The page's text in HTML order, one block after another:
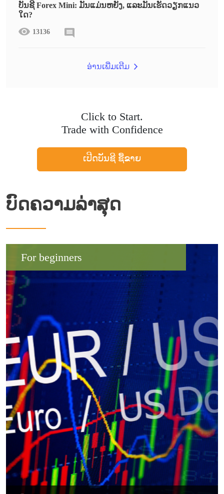
ບັນຊີ Forex Mini: ມັນແມ່ນຫຍັງ, ແລະມັນເຮັດວຽກແນວ
ໃດ?
13136
ອ່ານເພີ່ມເຕີມ
Click to Start.
Trade with Confidence
ເປີດບັນຊີ ຊື້ຂາຍ
ບົດຄວາມລ່າສຸດ
For beginners